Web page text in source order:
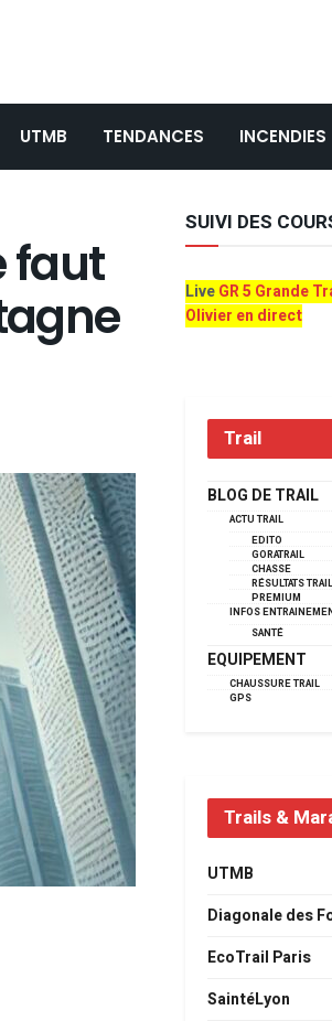
UTMB TENDANCES INCENDIES
faut
SUIVI DES
LiveGR 5 Grande
Olivier en direct
Trail
BLOG DE TRAIL
ACTU TRAIL
EDITO
GORATRAIL
CHASSE
RÉSULTATS
PREMIUM
INFOS
SANTÉ
EQUIPEMENT
CHAUSSURE TRAIL
GPS
Trails &
UTMB
Diagonale des
EcoTrail Paris
SaintéLyon